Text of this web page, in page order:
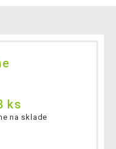
ks
na sklade